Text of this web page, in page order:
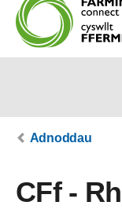
Adnoddau
CFf -